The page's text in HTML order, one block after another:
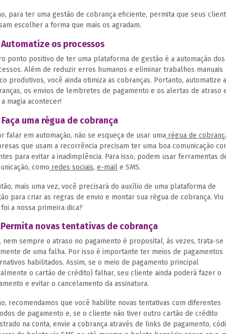
para ter uma gestão de cobrança eficiente, permita que seus
escolher a forma que mais os agradam.
Automatize os processos
ponto positivo de ter uma plataforma de gestão é a automação dos
Além de reduzir erros humanos e eliminar trabalhos manuais
produtivos, você ainda otimiza as cobranças. Portanto, automatize
os envios de lembretes de pagamento e os alertas de atraso
a magia acontecer!
uma régua de cobrança
falar em automação, não se esqueça de usar uma régua de
que usam a recorrência precisam ter uma boa comunicação
para evitar a inadimplência. Para isso, podem usar ferramentas
como redes sociais, e-mail e SMS.
mais uma vez, você precisará do auxílio de uma plataforma de
para criar as regras de envio e montar sua régua de cobrança.
a nossa primeira dica?
Permita novas tentativas de cobrança
nem sempre o atraso no pagamento é proposital, às vezes, trata-se
de uma falha. Por isso é importante ter meios de pagamentos
habilitados. Assim, se o meio de pagamento principal
o cartão de crédito) falhar, seu cliente ainda poderá fazer o
e evitar o cancelamento da assinatura.
recomendamos que você habilite novas tentativas com diferentes
de pagamento e, se o cliente não tiver outro cartão de crédito
na conta, envie a cobrança através de links de pagamento,